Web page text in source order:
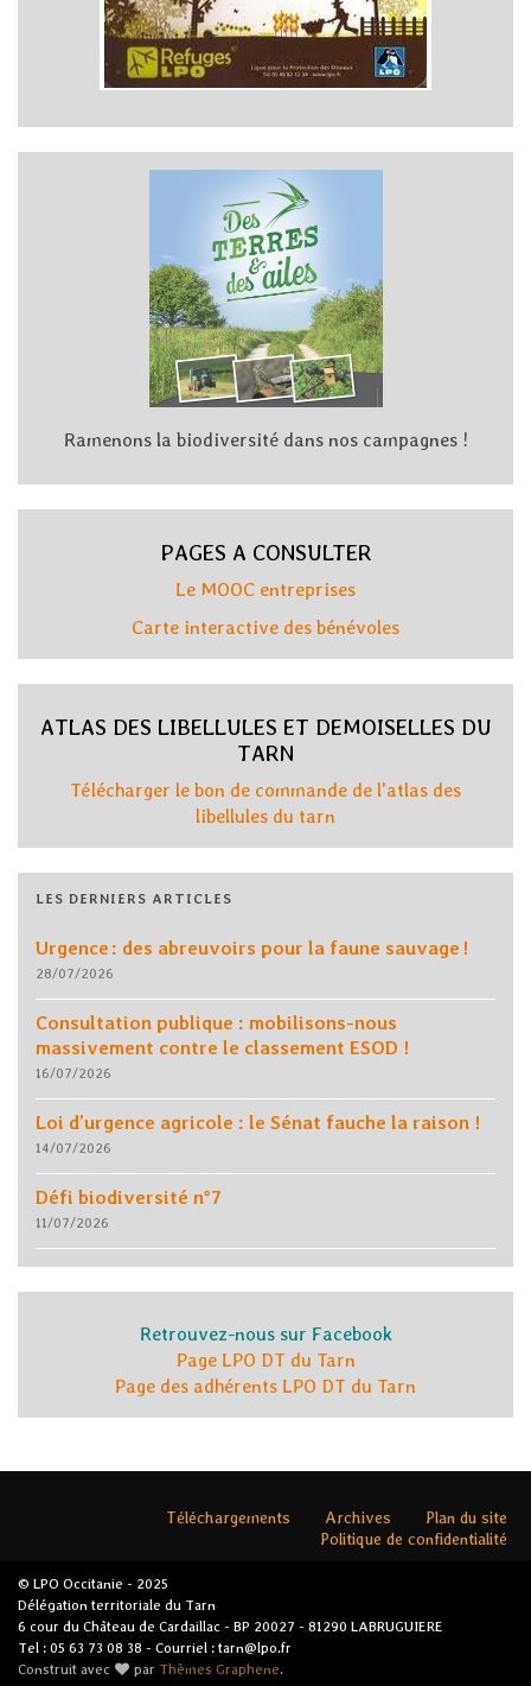
Ramenons la biodiversité dans nos campagnes !
PAGES A CONSULTER
Le MOOC entreprises
Carte interactive des bénévoles
ATLAS DES LIBELLULES ET DEMOISELLES DU
TARN
Télécharger le bon de commande de l'atlas des
libellules du tarn
LES DERNIERS ARTICLES
Urgence : des abreuvoirs pour la faune sauvage !
28/07/2026
Consultation publique : mobilisons-nous
massivement contre le classement ESOD !
16/07/2026
Loi d’urgence agricole : le Sénat fauche la raison !
14/07/2026
Défi biodiversité n°7
11/07/2026
Retrouvez-nous sur Facebook
Page LPO DT du Tarn
Page des adhérents LPO DT du Tarn
Téléchargements Archives
Plan du site
Politique de confidentialité
© LPO Occitanie - 2025
Délégation territoriale du Tarn
6 cour du Château de Cardaillac - BP 20027 - 81290 LABRUGUIERE
Tel : 05 63 73 08 38 - Courriel : tarn@lpo.fr
Construit avec
par Thèmes Graphene.